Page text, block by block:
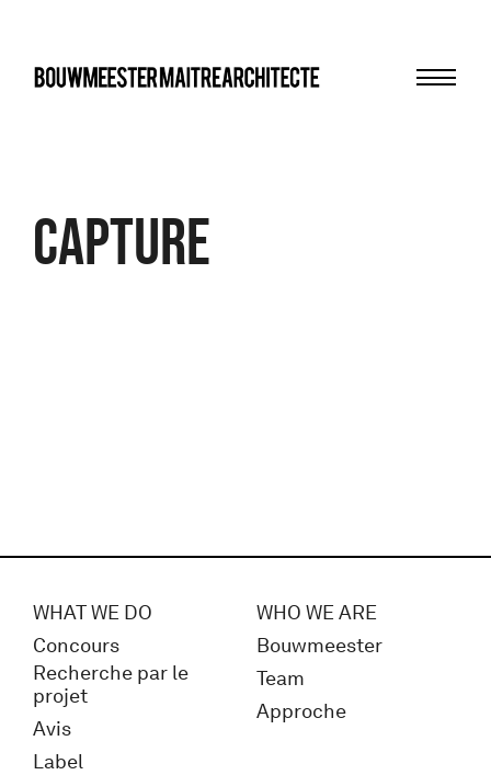
Capture
WHAT WE DO
Concours
Recherche par le
projet
Avis
Label
WHO WE ARE
Bouwmeester
Team
Approche